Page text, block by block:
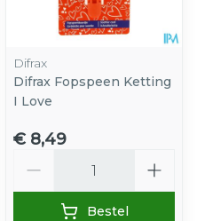
Difrax
Difrax Fopspeen Ketting
I Love
€ 8,49
Bestel